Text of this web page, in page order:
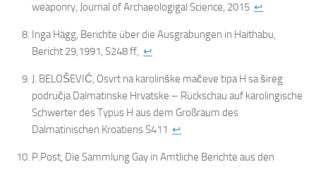
weaponry, Journal of Archaeologigal Science, 2015 ↩
Inga Hägg, Berichte über die Ausgrabungen in Haithabu,
Bericht 29,1991, S248 ff, ↩
J. BELOŠEVIĆ, Osvrt na karolinške mačeve tipa H sa šireg
područja Dalmatinske Hrvatske – Rückschau auf karolingische
Schwerter des Typus H aus dem Großraum des
Dalmatinischen Kroatiens S411 ↩
P.Post, Die Sammlung Gay in Amtliche Berichte aus den